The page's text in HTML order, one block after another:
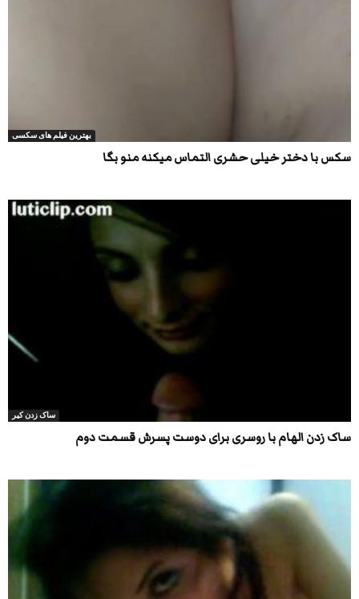
بهترین فیلم های سکسی
سکس با دختر خیلی حشری التماس میکنه منو بگا
ساک زدن کیر
ساک زدن الهام با روسری برای دوست پسرش قسمت دوم